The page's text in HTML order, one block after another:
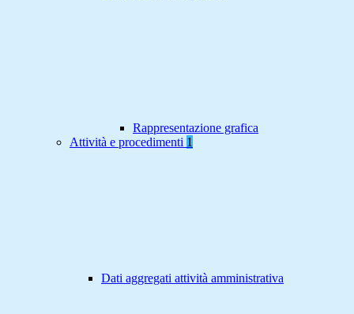
Rappresentazione grafica
Attività e procedimenti 1
Dati aggregati attività amministrativa